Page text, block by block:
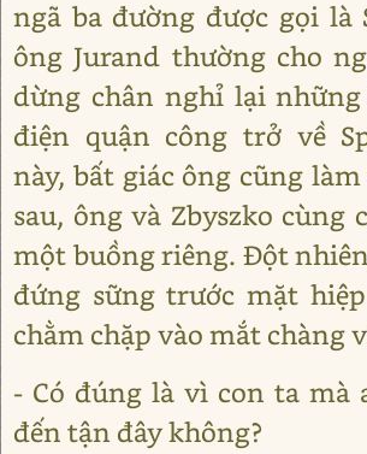
ngã ba đường được gọi là
ông Jurand thường cho
dừng chân nghỉ lại
điện quận công trở về
này, bất giác ông cũng
sau, ông và Zbyszko cùng
một buồng riêng. Đột
đứng sững trước mặt
chằm chặp vào mắt chàng
- Có đúng là vì con ta mà
đến tận đây không?